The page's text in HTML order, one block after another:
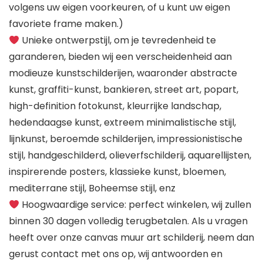
volgens uw eigen voorkeuren, of u kunt uw eigen
favoriete frame maken.)
Unieke ontwerpstijl, om je tevredenheid te
garanderen, bieden wij een verscheidenheid aan
modieuze kunstschilderijen, waaronder abstracte
kunst, graffiti-kunst, bankieren, street art, popart,
high-definition fotokunst, kleurrijke landschap,
hedendaagse kunst, extreem minimalistische stijl,
lijnkunst, beroemde schilderijen, impressionistische
stijl, handgeschilderd, olieverfschilderij, aquarellijsten,
inspirerende posters, klassieke kunst, bloemen,
mediterrane stijl, Boheemse stijl, enz
Hoogwaardige service: perfect winkelen, wij zullen
binnen 30 dagen volledig terugbetalen. Als u vragen
heeft over onze canvas muur art schilderij, neem dan
gerust contact met ons op, wij antwoorden en